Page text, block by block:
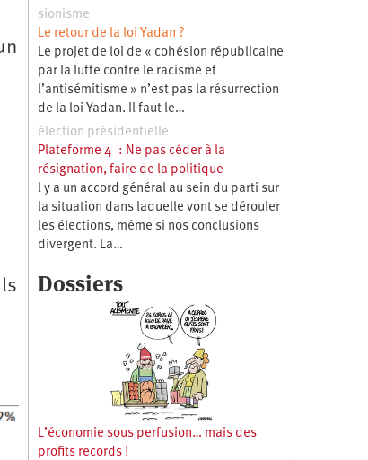
sionisme
Le retour de la loi Yadan ?
Le projet de loi de « cohésion républicaine
par la lutte contre le racisme et
l’antisémitisme » n’est pas la résurrection
de la loi Yadan. Il faut le…
élection présidentielle
Plateforme 4 : Ne pas céder à la
résignation, faire de la politique
l y a un accord général au sein du parti sur
la situation dans laquelle vont se dérouler
les élections, même si nos conclusions
divergent. La…
Dossiers
L’économie sous perfusion… mais des
profits records !